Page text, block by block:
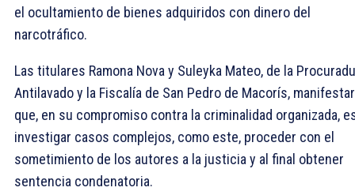
el ocultamiento de bienes adquiridos con dinero del
narcotráfico.
Las titulares Ramona Nova y Suleyka Mateo, de la
Antilavado y la Fiscalía de San Pedro de Macorís,
que, en su compromiso contra la criminalidad organizada,
investigar casos complejos, como este, proceder con el
sometimiento de los autores a la justicia y al final obtener
sentencia condenatoria.